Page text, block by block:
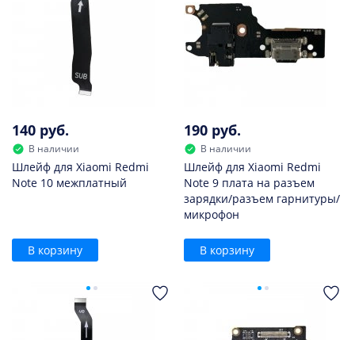
140 руб.
В наличии
Шлейф для Xiaomi Redmi
Note 10 межплатный
В корзину
190 руб.
В наличии
Шлейф для Xiaomi Redmi
Note 9 плата на разъем
зарядки/разъем гарнитуры/
микрофон
В корзину